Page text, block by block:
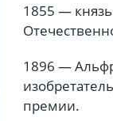
1855 —
1896 —
премии.